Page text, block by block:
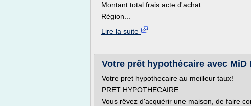
Montant total frais acte d'achat:
Région...
Lire la suite
Votre prêt hypothécaire avec MiD
Votre pret hypothecaire au meilleur taux!
PRET HYPOTHECAIRE
Vous rêvez d'acquérir une maison, de faire